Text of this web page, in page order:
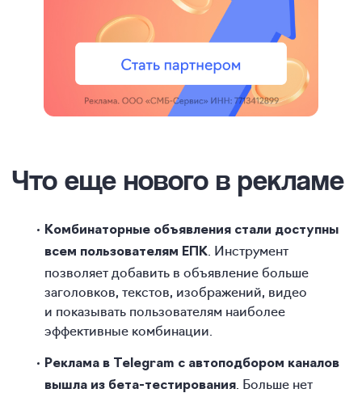
Что еще нового в рекламе
Комбинаторные объявления стали доступны
всем пользователям ЕПК . Инструмент
позволяет добавить в объявление больше
заголовков, текстов, изображений, видео
и показывать пользователям наиболее
эффективные комбинации.
Реклама в Telegram с автоподбором каналов
вышла из бета-тестирования . Больше нет